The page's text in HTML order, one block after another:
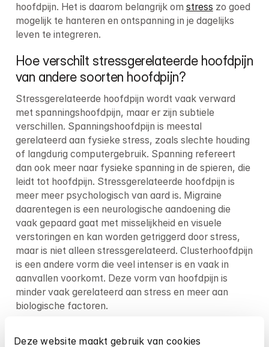
Deze website maakt gebruik van cookies
hoofdpijn. Het is daarom belangrijk om stress zo goed
mogelijk te hanteren en ontspanning in je dagelijks
leven te integreren.
Hoe verschilt stressgerelateerde hoofdpijn
van andere soorten hoofdpijn?
Stressgerelateerde hoofdpijn wordt vaak verward
met spanningshoofdpijn, maar er zijn subtiele
verschillen. Spanningshoofdpijn is meestal
gerelateerd aan fysieke stress, zoals slechte houding
of langdurig computergebruik. Spanning refereert
dan ook meer naar fysieke spanning in de spieren, die
leidt tot hoofdpijn. Stressgerelateerde hoofdpijn is
meer meer psychologisch van aard is. Migraine
daarentegen is een neurologische aandoening die
vaak gepaard gaat met misselijkheid en visuele
verstoringen en kan worden getriggerd door stress,
maar is niet alleen stressgerelateerd. Clusterhoofdpijn
is een andere vorm die veel intenser is en vaak in
aanvallen voorkomt. Deze vorm van hoofdpijn is
minder vaak gerelateerd aan stress en meer aan
biologische factoren.